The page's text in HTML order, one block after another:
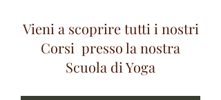
Vieni a scoprire tutti i nostri
Corsi presso la nostra
Scuola di Yoga